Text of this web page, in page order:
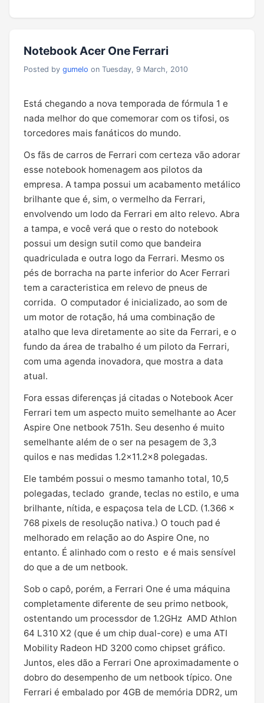
Notebook Acer One Ferrari
Posted by gumelo on Tuesday, 9 March, 2010
Está chegando a nova temporada de fórmula 1 e
nada melhor do que comemorar com os tifosi, os
torcedores mais fanáticos do mundo.
Os fãs de carros de Ferrari com certeza vão adorar
esse notebook homenagem aos pilotos da
empresa. A tampa possui um acabamento metálico
brilhante que é, sim, o vermelho da Ferrari,
envolvendo um lodo da Ferrari em alto relevo. Abra
a tampa, e você verá que o resto do notebook
possui um design sutil como que bandeira
quadriculada e outra logo da Ferrari. Mesmo os
pés de borracha na parte inferior do Acer Ferrari
tem a caracteristica em relevo de pneus de
corrida. O computador é inicializado, ao som de
um motor de rotação, há uma combinação de
atalho que leva diretamente ao site da Ferrari, e o
fundo da área de trabalho é um piloto da Ferrari,
com uma agenda inovadora, que mostra a data
atual.
Fora essas diferenças já citadas o Notebook Acer
Ferrari tem um aspecto muito semelhante ao Acer
Aspire One netbook 751h. Seu desenho é muito
semelhante além de o ser na pesagem de 3,3
quilos e nas medidas 1.2×11.2×8 polegadas.
Ele também possui o mesmo tamanho total, 10,5
polegadas, teclado grande, teclas no estilo, e uma
brilhante, nítida, e espaçosa tela de LCD. (1.366 x
768 pixels de resolução nativa.) O touch pad é
melhorado em relação ao do Aspire One, no
entanto. É alinhado com o resto e é mais sensível
do que a de um netbook.
Sob o capô, porém, a Ferrari One é uma máquina
completamente diferente de seu primo netbook,
ostentando um processdor de 1.2GHz AMD Athlon
64 L310 X2 (que é um chip dual-core) e uma ATI
Mobility Radeon HD 3200 como chipset gráfico.
Juntos, eles dão a Ferrari One aproximadamente o
dobro do desempenho de um netbook típico. One
Ferrari é embalado por 4GB de memória DDR2, um